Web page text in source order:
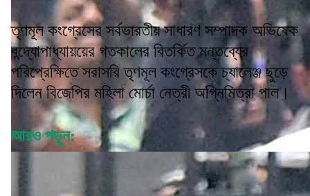
তৃণমূল কংগ্রেসের সর্বভারতীয় সাধারণ সম্পাদক অভিষেক
বন্দ্যোপাধ্যায়য়ের গতকালের বিতর্কিত মন্তব্যের
পরিপ্রেক্ষিতে সরাসরি তৃণমূল কংগ্রেসকে চ্যালেঞ্জ ছুড়ে
দিলেন বিজেপির মহিলা মোর্চা নেত্রী অগ্নিমিত্রা পাল।
আরও পড়ুন: